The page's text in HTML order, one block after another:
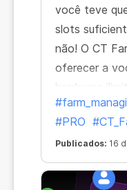
você teve
slots
não! O CT
oferecer a
hardware
possa
Workers
#PRO
Publicados: 16